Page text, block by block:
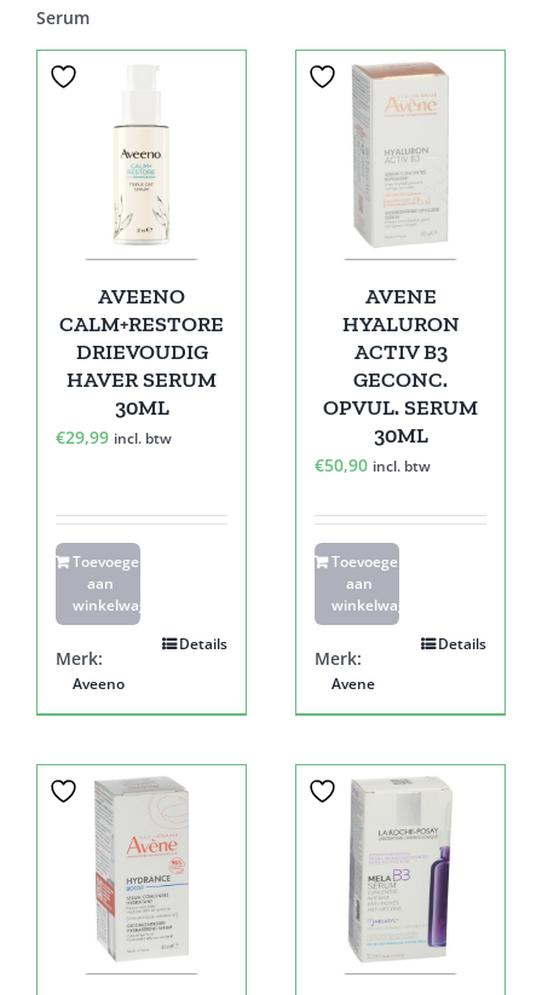
Serum
AVEENO
CALM+RESTORE
DRIEVOUDIG
HAVER SERUM
30ML
€29,99 incl. btw
Toevoegen
aan
winkelwagen
Details
Merk:
Aveeno
AVENE
HYALURON
ACTIV B3
GECONC.
OPVUL. SERUM
30ML
€50,90 incl. btw
Toevoegen
aan
winkelwagen
Details
Merk:
Avene